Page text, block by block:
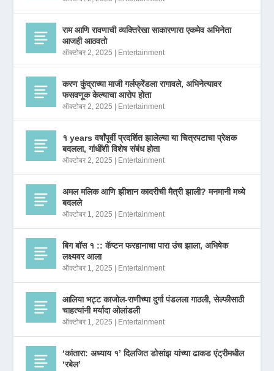
राम आणि रावणाची व्यक्तिरेखा साकारणारा एकमेव अभिनेता
आजही आठवतो
ऑक्टोबर 2, 2025 Entertainment
करण कुंद्राच्या माजी गर्लफ्रेंडला रागावले, अभिनेत्यावर
फसवणूक केल्याचा आरोप होता
ऑक्टोबर 2, 2025 Entertainment
१ years वर्षांपूर्वी प्रदर्शित झालेल्या या चित्रपटाचा प्रेक्षक
बदलला, गांधींशी विशेष संबंध होता
ऑक्टोबर 2, 2025 Entertainment
अमल मलिक आणि झीशान कादरीची मैत्री झाली? मनमानी मध्ये
बदलले
ऑक्टोबर 1, 2025 Entertainment
बिग बॉस १ :: कॅप्टन फरहानाचा पारा उंच झाला, अभिषेक
लक्ष्यवर आला
ऑक्टोबर 1, 2025 Entertainment
आलिया भट्ट काजोल-राणीच्या दुर्गा पंडलला गाठली, सेल्फीसाठी
चाहत्यांनी मर्यादा ओलांडली
ऑक्टोबर 1, 2025 Entertainment
‘कांतारा: अध्याय १’ दिलजित डोसांझ यांच्या ढाकड एंट्रीमधील
‘रबेल’